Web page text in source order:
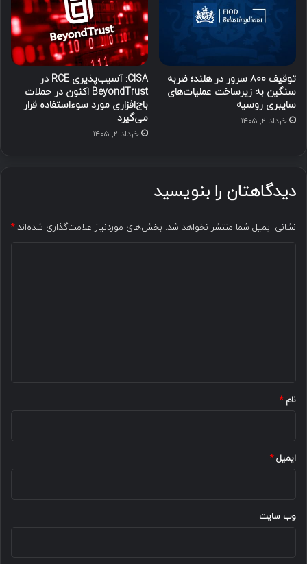
توقیف ۸۰۰ سرور در هلند؛ ضربه
سنگین به زیرساخت عملیات‌های
سایبری روسیه
خرداد ۲, ۱۴۰۵
CISA: آسیب‌پذیری RCE در
BeyondTrust اکنون در حملات
باج‌افزاری مورد سوءاستفاده قرار
می‌گیرد
خرداد ۲, ۱۴۰۵
دیدگاهتان را بنویسید
نشانی ایمیل شما منتشر نخواهد شد. بخش‌های موردنیاز علامت‌گذاری شده‌اند*
نام*
ایمیل*
وب‌ سایت